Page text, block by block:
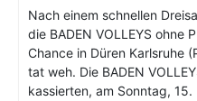
Nach einem schnellen
die BADEN VOLLEYS ohne
Chance in Düren Karlsruhe
tat weh. Die BADEN
kassierten, am Sonntag, 15.